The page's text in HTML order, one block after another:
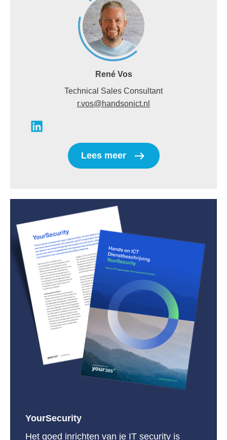
René Vos
Technical Sales Consultant
r.vos@handsonict.nl
Lees meer
YourSecurity
Het goed inrichten van je IT security is